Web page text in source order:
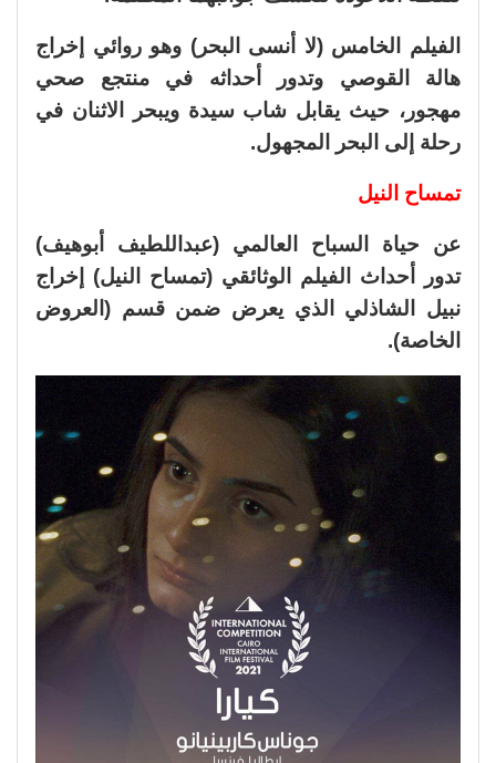
الفيلم الخامس (لا أنسى البحر) وهو روائي إخراج
هالة القوصي وتدور أحداثه في منتجع صحي
مهجور، حيث يقابل شاب سيدة ويبحر الاثنان في
رحلة إلى البحر المجهول.
تمساح النيل
عن حياة السباح العالمي (عبداللطيف أبوهيف)
تدور أحداث الفيلم الوثائقي (تمساح النيل) إخراج
نبيل الشاذلي الذي يعرض ضمن قسم (العروض
الخاصة).